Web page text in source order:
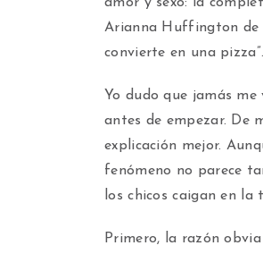
Arianna Huffington de
convierte en una pizza”.
Yo dudo que jamás
antes de empezar. De
explicación mejor.
fenómeno no parece
los chicos caigan en
Primero, la razón